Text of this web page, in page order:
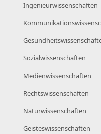
Ingenieurwissenschaften
Sozialwissenschaften
Medienwissenschaften
Rechtswissenschaften
Naturwissenschaften
Geisteswissenschaften